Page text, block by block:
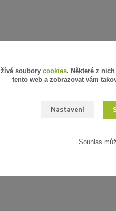
soubory cookies. Některé z
tento web a zobrazovat vám
Nastavení
Souhlas